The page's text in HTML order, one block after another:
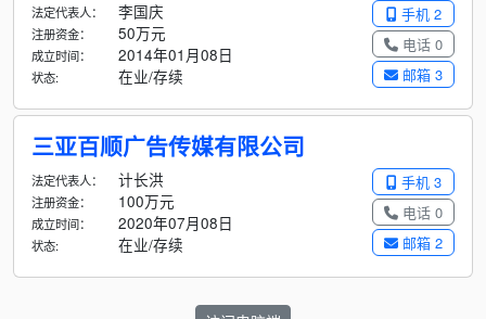
手机 2
电话 0
邮箱 3
法定代表人： 李国庆
注册资金： 50万元
成立时间： 2014年01月08日
状态: 在业/存续
三亚百顺广告传媒有限公司
手机 3
电话 0
邮箱 2
法定代表人： 计长洪
注册资金： 100万元
成立时间： 2020年07月08日
状态: 在业/存续